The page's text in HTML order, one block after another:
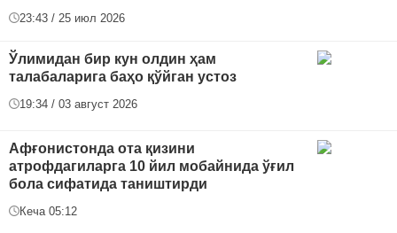
23:43 / 25 июл 2026
Ўлимидан бир кун олдин ҳам
талабаларига баҳо қўйган устоз
19:34 / 03 август 2026
Афғонистонда ота қизини
атрофдагиларга 10 йил мобайнида ўғил
бола сифатида таништирди
Кеча 05:12